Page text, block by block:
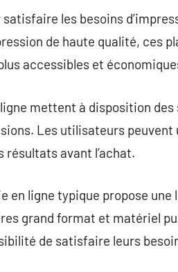
les besoins
de haute qualité, ces
accessibles et
mettent à disposition
Les utilisateurs peuvent
avant l’achat.
ligne typique propose une
grand format et matériel
de satisfaire leurs